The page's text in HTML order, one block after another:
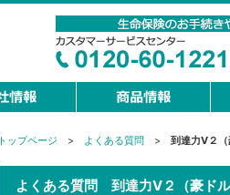
現
トップページ > よくある質問> 到達力V２
よくある質問 到達力V２（豪ド